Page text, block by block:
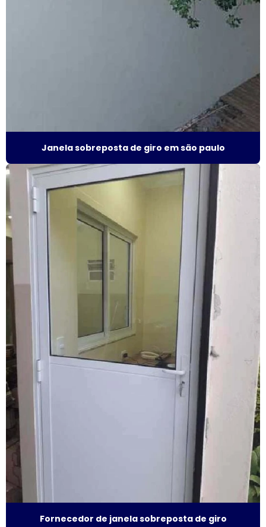
Fábrica de janela sobreposta de correr em sp
Fábrica de janela sobreposta de giro
Fábrica janela sobreposta de giro em são paulo
Fábrica de janela vidro multilaminado
Fábrica de janela vidro triplo
Fábrica de porta camarão
Fábrica de tela mosquiteira
Fabricante de esquadrias
Fabricante esquadrias alumínio
Fabricante de janela acústica
Fabricante de janela de alumínio sobreposta
Fabricante de janela anti ruído
Fabricante de janela antirruído em sp
Janela sobreposta de giro em são paulo
Fornecedor de janela sobreposta de giro